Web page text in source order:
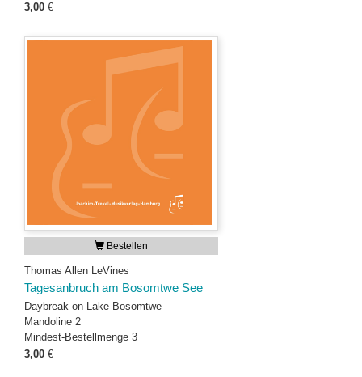
3,00 €
Bestellen
Thomas Allen LeVines
Tagesanbruch am Bosomtwe See
Daybreak on Lake Bosomtwe
Mandoline 2
Mindest-Bestellmenge 3
3,00 €